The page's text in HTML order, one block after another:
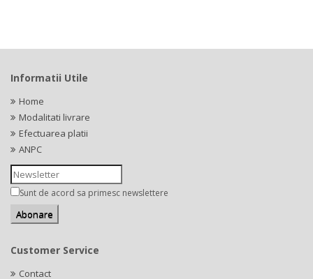
Informatii Utile
Home
Modalitati livrare
Efectuarea platii
ANPC
Sunt de acord sa primesc newslettere
Customer Service
Contact